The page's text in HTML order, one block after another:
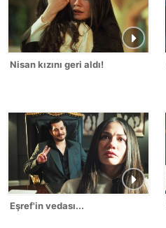
Nisan kızını geri aldı!
Eşref'in vedası...